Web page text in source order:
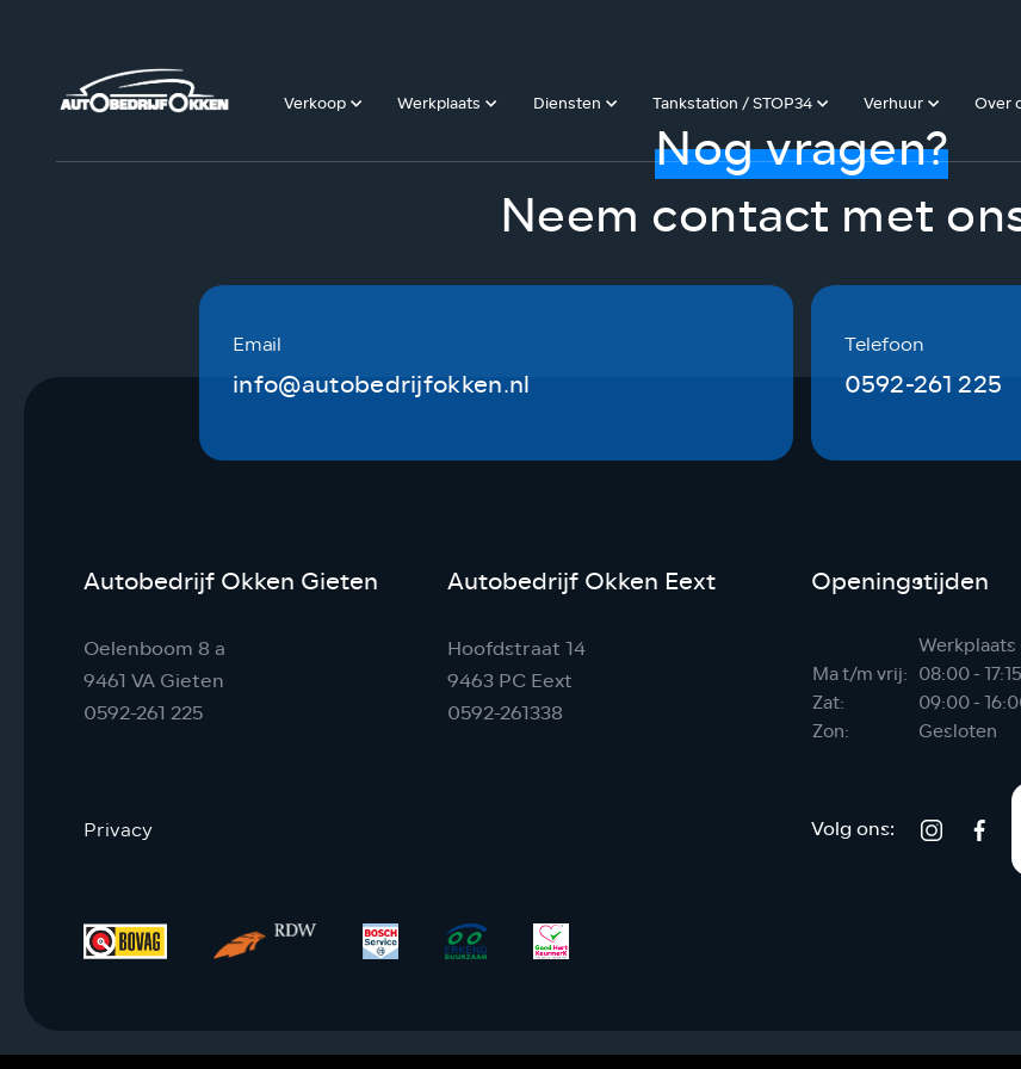
Verkoop Werkplaats Diensten Tankstation / STOP34 Verhuur Over
Nog vragen?
Neem contact met
Email
info@autobedrijfokken.nl
Telefoon
0592-261 225
Autobedrijf Okken Gieten
Oelenboom 8 a
9461 VA Gieten
0592-261 225
Autobedrijf Okken Eext
Hoofdstraat 14
9463 PC Eext
0592-261338
Openingstijden
Werkplaats
Ma t/m vrij: 08:00 - 17:15
Zat:
09:00 -
Zon:
Gesloten
Volg ons:
Privacy